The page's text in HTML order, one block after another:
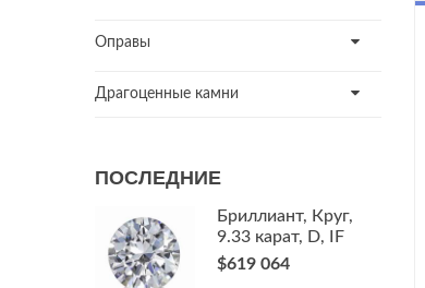
Оправы
Драгоценные камни
ПОСЛЕДНИЕ
Бриллиант, Круг,
9.33 карат, D, IF
$619 064